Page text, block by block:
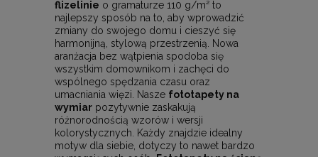
flizelinie o gramaturze 110 g/m² to
najlepszy sposób na to, aby wprowadzić
zmiany do swojego domu i cieszyć się
harmonijną, stylową przestrzenią. Nowa
aranżacja bez wątpienia spodoba się
wszystkim domownikom i zachęci do
wspólnego spędzania czasu oraz
umacniania więzi. Nasze fototapety na
wymiar pozytywnie zaskakują
różnorodnością wzorów i wersji
kolorystycznych. Każdy znajdzie idealny
motyw dla siebie, dotyczy to nawet bardzo